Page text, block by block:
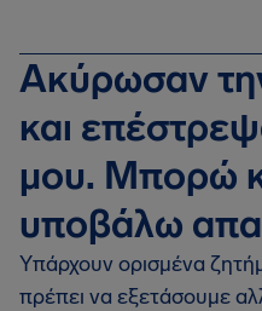
Ακύρωσαν
και
μου. Μπορώ
υποβάλω
Υπάρχουν ορισμένα
πρέπει να εξετάσουμε